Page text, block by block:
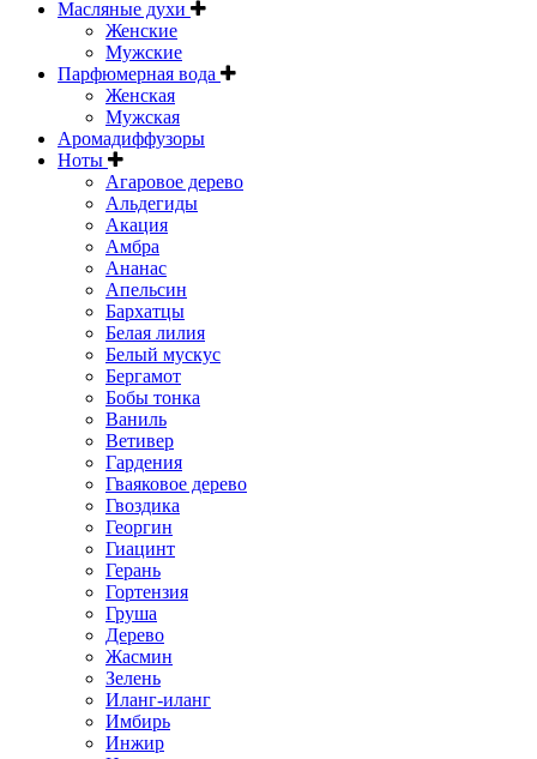
Масляные духи
Женские
Мужские
Парфюмерная вода
Женская
Мужская
Аромадиффузоры
Ноты
Агаровое дерево
Альдегиды
Акация
Амбра
Ананас
Апельсин
Бархатцы
Белая лилия
Белый мускус
Бергамот
Бобы тонка
Ваниль
Ветивер
Гардения
Гваяковое дерево
Гвоздика
Георгин
Гиацинт
Герань
Гортензия
Груша
Дерево
Жасмин
Зелень
Иланг-иланг
Имбирь
Инжир